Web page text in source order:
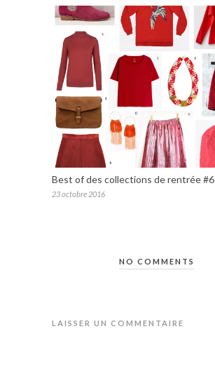
Best of des collections de rentrée #6
23 octobre 2016
NO COMMENTS
LAISSER UN COMMENTAIRE